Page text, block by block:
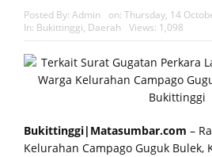
Posted By: Admin on: Thursday, 14
In: Bukittinggi, Daerah Views: 1,098
Bukittinggi|Matasumbar.com –
Kelurahan Campago Guguk Bulek,